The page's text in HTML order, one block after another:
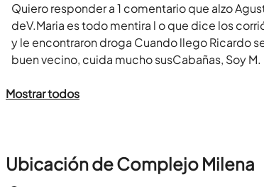
Quiero responder a 1 comentario que alzo
deV.Maria es todo mentira l o que dice los
y le encontraron droga Cuando llego Ricardo
buen vecino, cuida mucho susCabañas, Soy M.
Mostrar todos
Ubicación de Complejo Milena